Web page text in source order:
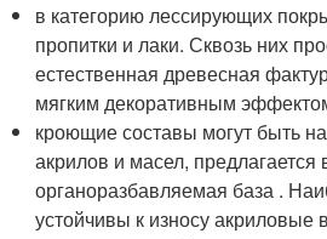
в категорию лессирующих
пропитки и лаки. Сквозь них
естественная древесная
мягким декоративным
кроющие составы могут быть
акрилов и масел, предлагается
органоразбавляемая база .
устойчивы к износу акриловые